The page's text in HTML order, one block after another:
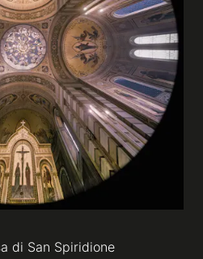
di San Spiridione